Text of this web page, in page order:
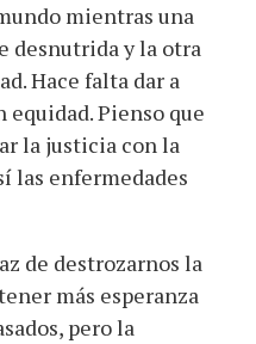
mientras una
desnutrida y la otra
Hace falta dar a
equidad. Pienso que
la justicia con la
las enfermedades
de destrozarnos la
más esperanza
pero la